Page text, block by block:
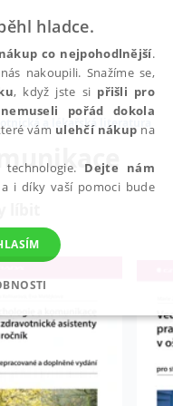
a lékařská literatura
líbit
hladce.
co nejpohodlnější.
nakoupili. Snažíme se,
, když jste si přišli pro
nemuseli pořád dokola
vám ulehčí nákup na
Dejte nám
i díky vaší pomoci bude
MARKETINGOVÉ